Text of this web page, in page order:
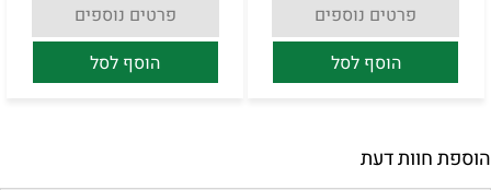
פרטים נוספים
הוסף לסל
פרטים נוספים
הוסף לסל
הוספת חוות דעת